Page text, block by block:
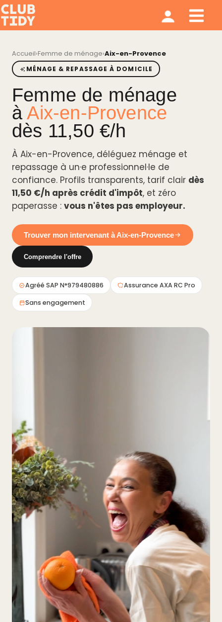
Accueil›Femme de ménage›Aix-en-Provence
MÉNAGE & REPASSAGE À DOMICILE
Femme de ménage
àAix-en-Provence
dès 11,50 €/h
À Aix-en-Provence, déléguez ménage et
repassage à un·e professionnel·le de
confiance. Profils transparents, tarif clair dès
11,50 €/h après crédit d'impôt, et zéro
paperasse : vous n'êtes pas employeur.
Trouver mon intervenant à Aix-en-Provence
Comprendre l'offre
Agréé SAP N°979480886 Assurance AXA RC Pro
Sans engagement